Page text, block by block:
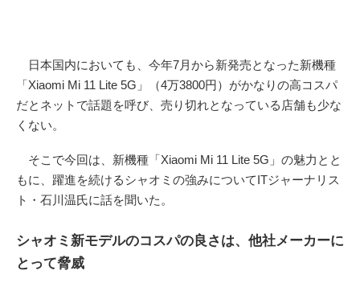
日本国内においても、今年7月から新発売となった新機種
「Xiaomi Mi 11 Lite 5G」（4万3800円）がかなりの高コスパ
だとネットで話題を呼び、売り切れとなっている店舗も少な
くない。
そこで今回は、新機種「Xiaomi Mi 11 Lite 5G」の魅力とと
もに、躍進を続けるシャオミの強みについてITジャーナリス
ト・石川温氏に話を聞いた。
シャオミ新モデルのコスパの良さは、他社メーカーに
とって脅威